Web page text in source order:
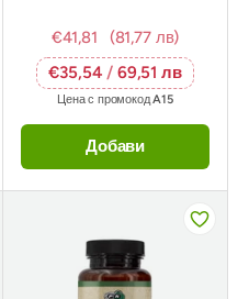
€41,81
(81,77 лв)
€35,54/ 69,51 лв
Цена с промокодA15
Добави